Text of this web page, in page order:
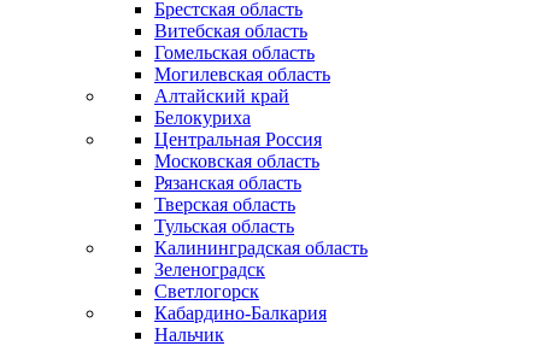
Брестская область
Витебская область
Гомельская область
Могилевская область
Алтайский край
Белокуриха
Центральная Россия
Московская область
Рязанская область
Тверская область
Тульская область
Калининградская область
Зеленоградск
Светлогорск
Кабардино-Балкария
Нальчик